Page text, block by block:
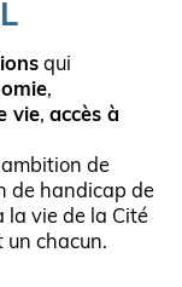
qui
,
vie, accès à
ambition de
de handicap de
la vie de la Cité
un chacun.